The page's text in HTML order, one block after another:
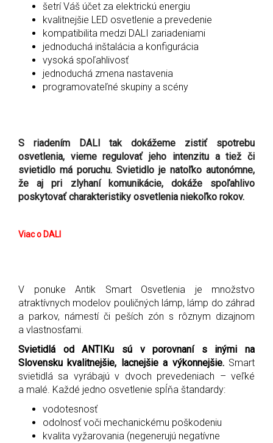
šetrí Váš účet za elektrickú energiu
kvalitnejšie LED osvetlenie a prevedenie
kompatibilita medzi DALI zariadeniami
jednoduchá inštalácia a konfigurácia
vysoká spoľahlivosť
jednoduchá zmena nastavenia
programovateľné skupiny a scény
S riadením DALI tak dokážeme zistiť spotrebu
osvetlenia, vieme regulovať jeho intenzitu a tiež či
svietidlo má poruchu. Svietidlo je natoľko autonómne,
že aj pri zlyhaní komunikácie, dokáže spoľahlivo
poskytovať charakteristiky osvetlenia niekoľko rokov.
Viac o DALI
V ponuke Antik Smart Osvetlenia je množstvo
atraktívnych modelov pouličných lámp, lámp do záhrad
a parkov, námestí či peších zón s rôznym dizajnom
a vlastnosťami.
Svietidlá od ANTIKu sú v porovnaní s inými na
Slovensku kvalitnejšie, lacnejšie a výkonnejšie. Smart
svietidlá sa vyrábajú v dvoch prevedeniach – veľké
a malé. Každé jedno osvetlenie spĺňa štandardy:
vodotesnosť
odolnosť voči mechanickému poškodeniu
kvalita vyžarovania (negenerujú negatívne